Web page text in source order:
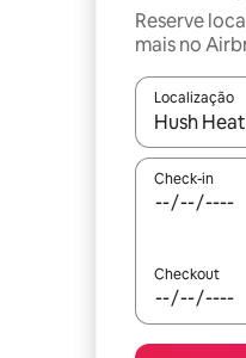
Reserve
mais no
Localização
Quando os
Check-in
Checkout